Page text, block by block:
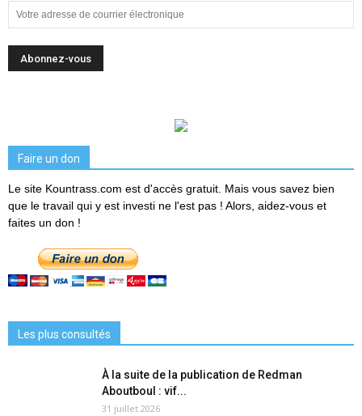
Faire un don
Le site Kountrass.com est d'accès gratuit. Mais vous savez bien
que le travail qui y est investi ne l'est pas ! Alors, aidez-vous et
faites un don !
Les plus consultés
À la suite de la publication de Redman
Aboutboul : vif...
31 juillet 2026